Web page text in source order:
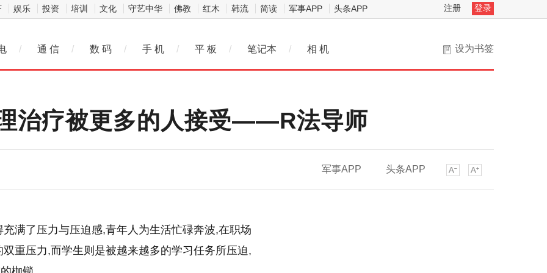
娱乐 投资 培训 文化 守艺中华 佛教 红木 韩流 简读 军事APP 头条APP 注册 登录
设为书签
/ 通 信 / 数 码 / 手 机 / 平 板 / 笔记本 / 相 机
治疗被更多的人接受——R法导师
军事APP 头条APP
满了压力与压迫感,青年人为生活忙碌奔波,在职场
重压力,而学生则是被越来越多的学习 任务所压迫,